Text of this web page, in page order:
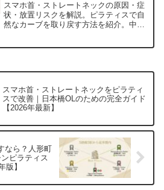
スマホ首・ストレートネックの原因・症
状・放置リスクを解説。ピラティスで自
然なカーブを取り戻す方法を紹介。中央
スマホ首・ストレートネックをピラティ
スで改善｜日本橋OLのための完全ガイド
【2026年最新】
なら？人形町
ピラティス
版】